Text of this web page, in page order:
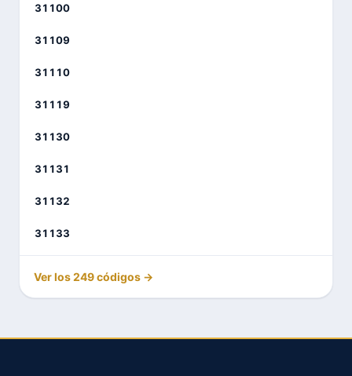
31100
31109
31110
31119
31130
31131
31132
31133
Ver los 249 códigos →